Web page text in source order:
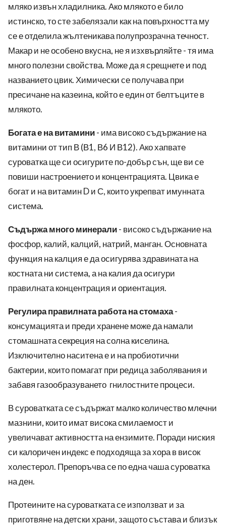
мляко извън хладилника. Ако млякото е било
истинско, то сте забелязали как на повърхността му
се е отделила жълтеникава полупрозрачна течност.
Макар и не особено вкусна, не я изхвърляйте - тя има
много полезни свойства. Може да я срещнете и под
названието цвик. Химически се получава при
пресичане на казеина, който е един от белтъците в
млякото.
Богата е на витамини- има високо съдържание на
витамини от тип В (В1, В6 И В12). Ако хапвате
суроватка ще си осигурите по-добър сън, ще ви се
повиши настроението и концентрацията. Цвика е
богат и на витамин D и С, които укрепват имунната
система.
Съдържа много минерали- високо съдържание на
фосфор, калий, калций, натрий, манган. Основната
функция на калция е да осигурява здравината на
костната ни система, а на калия да осигури
правилната концентрация и ориентация.
Регулира правилната работа на стомаха-
консумацията и преди хранене може да намали
стомашната секреция на солна киселина.
Изключително наситена е и на пробиотични
бактерии, които помагат при редица заболявания и
забавя газообразуването гнилостните процеси.
В суроватката се съдържат малко количество млечни
мазнини, които имат висока смилаемост и
увеличават активността на ензимите. Поради ниския
си калоричен индекс е подходяща за хора в висок
холестерол. Препоръчва се по една чаша суроватка
на ден.
Протеините на суроватката се използват и за
приготвяне на детски храни, защото състава и близък